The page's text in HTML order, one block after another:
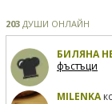
203 ДУШИ ОНЛАЙН
БИЛЯНА
фъстъци
MILENKA